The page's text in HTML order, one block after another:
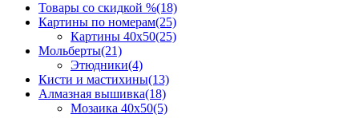
Товары со скидкой %(18)
Картины по номерам(25)
Картины 40x50(25)
Мольберты(21)
Этюдники(4)
Кисти и мастихины(13)
Алмазная вышивка(18)
Мозаика 40x50(5)